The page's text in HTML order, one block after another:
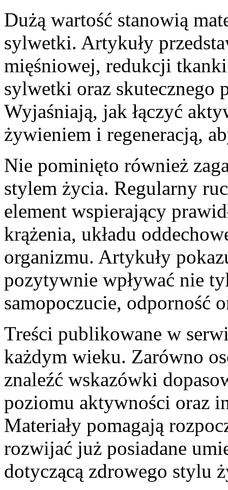
Dużą wartość stanowią
sylwetki. Artykuły
mięśniowej, redukcji
sylwetki oraz
Wyjaśniają, jak łączyć
żywieniem i regeneracją,
Nie pominięto również
stylem życia. Regularny
element wspierający
krążenia, układu
organizmu. Artykuły
pozytywnie wpływać nie
samopoczucie, odporność
Treści publikowane w
każdym wieku. Zarówno
znaleźć wskazówki
poziomu aktywności oraz
Materiały pomagają
rozwijać już posiadane
dotyczącą zdrowego stylu